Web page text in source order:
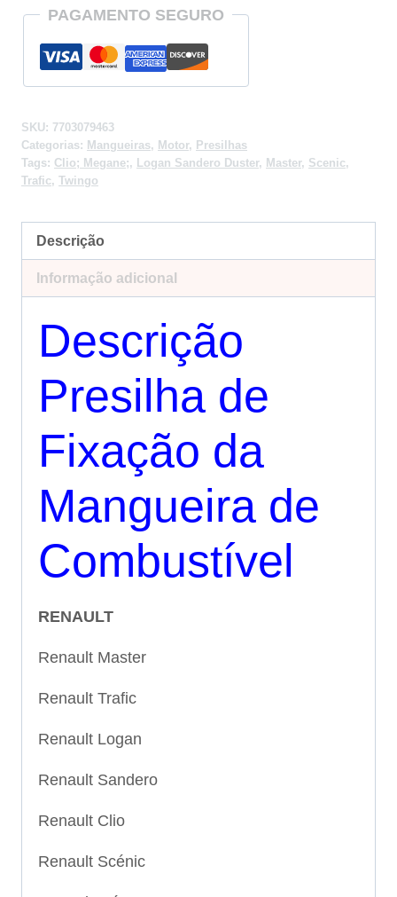
quantidade
PAGAMENTO SEGURO
SKU: 7703079463
Categorias: Mangueiras, Motor, Presilhas
Tags: Clio; Megane;, Logan Sandero Duster, Master, Scenic,
Trafic, Twingo
Descrição
Informação adicional
Descrição
Presilha de
Fixação da
Mangueira de
Combustível
RENAULT
Renault Master
Renault Trafic
Renault Logan
Renault Sandero
Renault Clio
Renault Scénic